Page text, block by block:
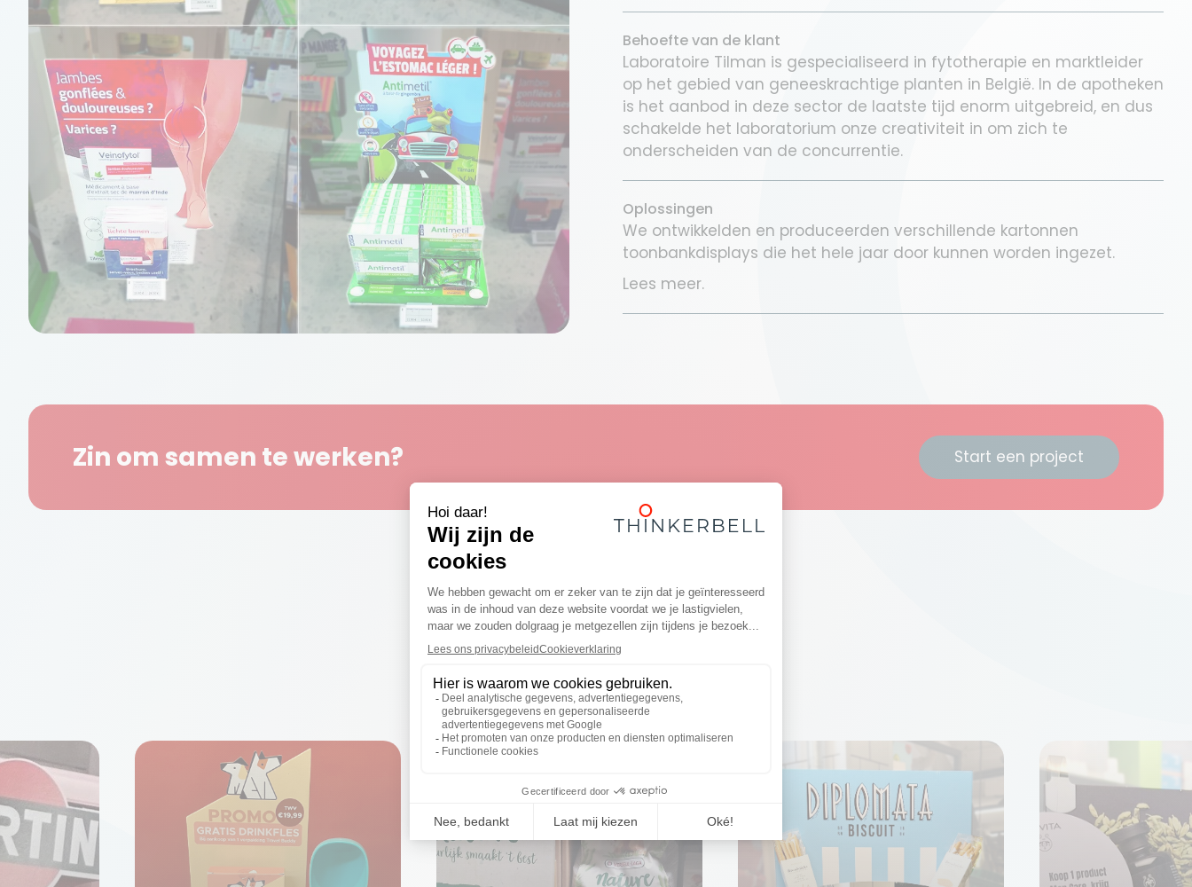
Behoefte van de klant
Laboratoire Tilman is gespecialiseerd in fytotherapie en marktleider
op het gebied van geneeskrachtige planten in België. In de apotheken
is het aanbod in deze sector de laatste tijd enorm uitgebreid, en dus
schakelde het laboratorium onze creativiteit in om zich te
onderscheiden van de concurrentie.
Oplossingen
We ontwikkelden en produceerden verschillende kartonnen
toonbankdisplays die het hele jaar door kunnen worden ingezet.
Lees meer.
Zin om samen te werken? Start een project
Realisaties
Ontdek enkele inspirerende projecten!